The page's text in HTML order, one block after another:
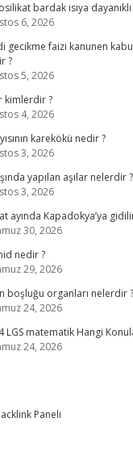
bardak isıya dayanıklı
6, 2026
gecikme faizi kanunen
?
5, 2026
kimlerdir ?
4, 2026
karekökü nedir ?
3, 2026
yapılan aşılar nelerdir ?
3, 2026
ayında Kapadokya’ya
30, 2026
nedir ?
29, 2026
boşluğu organları nelerdir ?
24, 2026
LGS matematik Hangi
24, 2026